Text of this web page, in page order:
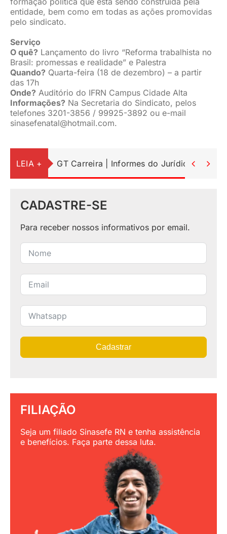
entidade, bem como em todas as ações promovidas
pelo sindicato.
Serviço
O quê? Lançamento do livro “Reforma trabalhista no
Brasil: promessas e realidade” e Palestra
Quando? Quarta-feira (18 de dezembro) – a partir
das 17h
Onde? Auditório do IFRN Campus Cidade Alta
Informações? Na Secretaria do Sindicato, pelos
telefones 3201-3856 / 99925-3892 ou e-mail
sinasefenatal@hotmail.com.
LEIA + GT Carreira | Informes do Jurídico 
CADASTRE-SE
Para receber nossos informativos por email.
Cadastrar
FILIAÇÃO
Seja um filiado Sinasefe RN e tenha assistência
e benefícios. Faça parte dessa luta.